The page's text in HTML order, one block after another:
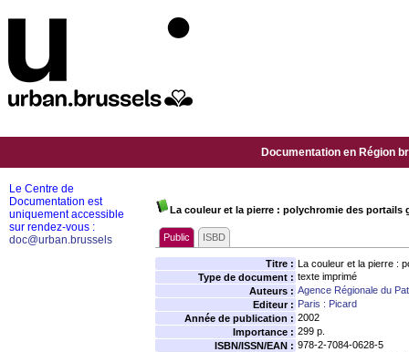
Documentation en Région
La couleur et la pierre : polychromie des portails
Public ISBD
Titre : La couleur et la pierre :
Type de document : texte imprimé
Auteurs : Agence Régionale du
Editeur : Paris : Picard
Année de publication : 2002
Importance : 299 p.
ISBN/ISSN/EAN : 978-2-7084-0628-5
Le Centre de
Documentation est
uniquement accessible
sur rendez-vous :
doc@urban.brussels